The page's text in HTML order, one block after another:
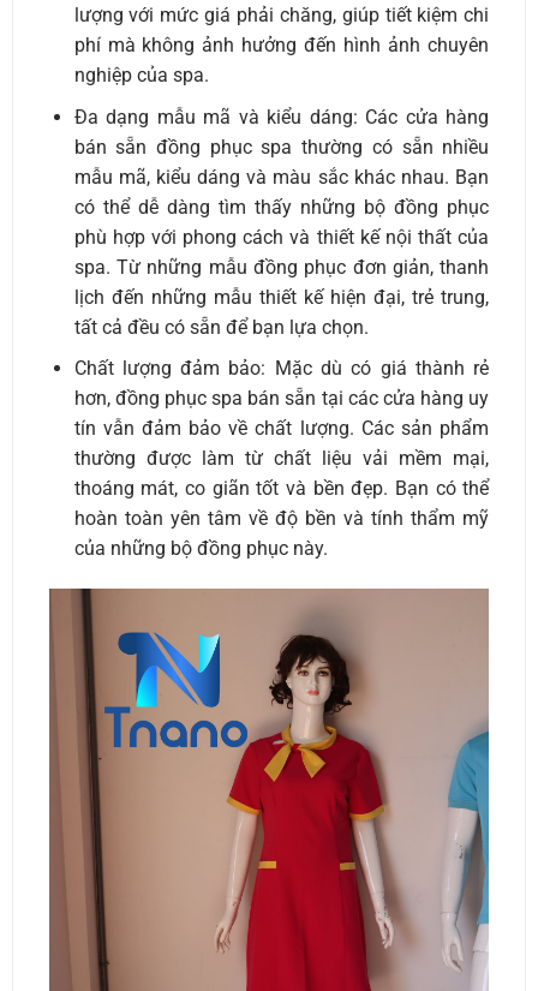
lượng với mức giá phải chăng, giúp tiết kiệm chi
phí mà không ảnh hưởng đến hình ảnh chuyên
nghiệp của spa.
Đa dạng mẫu mã và kiểu dáng: Các cửa hàng
bán sẵn đồng phục spa thường có sẵn nhiều
mẫu mã, kiểu dáng và màu sắc khác nhau. Bạn
có thể dễ dàng tìm thấy những bộ đồng phục
phù hợp với phong cách và thiết kế nội thất của
spa. Từ những mẫu đồng phục đơn giản, thanh
lịch đến những mẫu thiết kế hiện đại, trẻ trung,
tất cả đều có sẵn để bạn lựa chọn.
Chất lượng đảm bảo: Mặc dù có giá thành rẻ
hơn, đồng phục spa bán sẵn tại các cửa hàng uy
tín vẫn đảm bảo về chất lượng. Các sản phẩm
thường được làm từ chất liệu vải mềm mại,
thoáng mát, co giãn tốt và bền đẹp. Bạn có thể
hoàn toàn yên tâm về độ bền và tính thẩm mỹ
của những bộ đồng phục này.